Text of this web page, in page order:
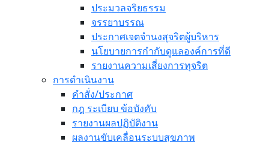
ประมวลจริยธรรม
จรรยาบรรณ
ประกาศเจตจำนงสุจริตผู้บริหาร
นโยบายการกำกับดูแลองค์การที่ดี
รายงานความเสี่ยงการทุจริต
การดำเนินงาน
คำสั่ง/ประกาศ
กฎ ระเบียบ ข้อบังคับ
รายงานผลปฏิบัติงาน
ผลงานขับเคลื่อนระบบสุขภาพ